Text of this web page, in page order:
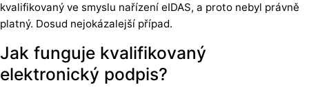
kvalifikovaný ve smyslu nařízení eIDAS, a proto nebyl právně
platný. Dosud nejokázalejší případ.
Jak funguje kvalifikovaný
elektronický podpis?